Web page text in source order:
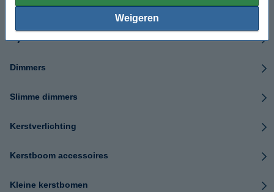
Weigeren
Slimme stekkers
Tijdschakelaars
Dimmers
Slimme dimmers
Kerstverlichting
Kerstboom accessoires
Kleine kerstbomen